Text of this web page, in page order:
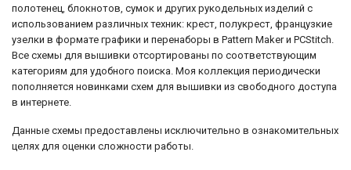
полотенец, блокнотов, сумок и других рукодельных изделий с
использованием различных техник: крест, полукрест, французкие
узелки в формате графики и перенаборы в Pattern Maker и PCStitch.
Все схемы для вышивки отсортированы по соответствующим
категориям для удобного поиска. Моя коллекция периодически
пополняется новинками схем для вышивки из свободного доступа
в интернете.
Данные схемы предоставлены исключительно в ознакомительных
целях для оценки сложности работы.